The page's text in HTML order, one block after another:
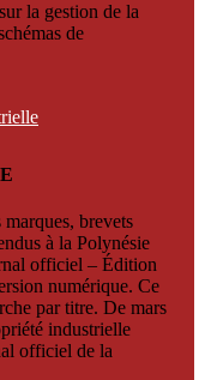
la gestion de la
de
brevets
à la Polynésie
officiel – Édition
numérique. Ce
par titre. De mars
industrielle
officiel de la